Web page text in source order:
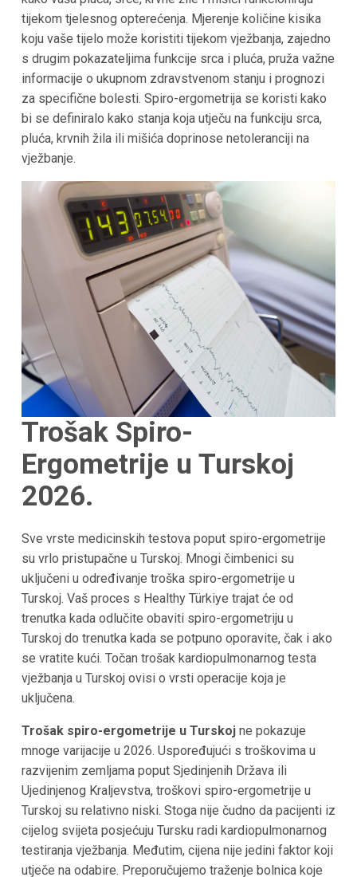
tijekom tjelesnog opterećenja. Mjerenje količine kisika
koju vaše tijelo može koristiti tijekom vježbanja, zajedno
s drugim pokazateljima funkcije srca i pluća, pruža važne
informacije o ukupnom zdravstvenom stanju i prognozi
za specifične bolesti. Spiro-ergometrija se koristi kako
bi se definiralo kako stanja koja utječu na funkciju srca,
pluća, krvnih žila ili mišića doprinose netoleranciji na
vježbanje.
Trošak Spiro-
Ergometrije u Turskoj
2026.
Sve vrste medicinskih testova poput spiro-ergometrije
su vrlo pristupačne u Turskoj. Mnogi čimbenici su
uključeni u određivanje troška spiro-ergometrije u
Turskoj. Vaš proces s Healthy Türkiye trajat će od
trenutka kada odlučite obaviti spiro-ergometriju u
Turskoj do trenutka kada se potpuno oporavite, čak i ako
se vratite kući. Točan trošak kardiopulmonarnog testa
vježbanja u Turskoj ovisi o vrsti operacije koja je
uključena.
Trošak spiro-ergometrije u Turskojne pokazuje
mnoge varijacije u 2026. Uspoređujući s troškovima u
razvijenim zemljama poput Sjedinjenih Država ili
Ujedinjenog Kraljevstva, troškovi spiro-ergometrije u
Turskoj su relativno niski. Stoga nije čudno da pacijenti iz
cijelog svijeta posjećuju Tursku radi kardiopulmonarnog
testiranja vježbanja. Međutim, cijena nije jedini faktor koji
utječe na odabire. Preporučujemo traženje bolnica koje